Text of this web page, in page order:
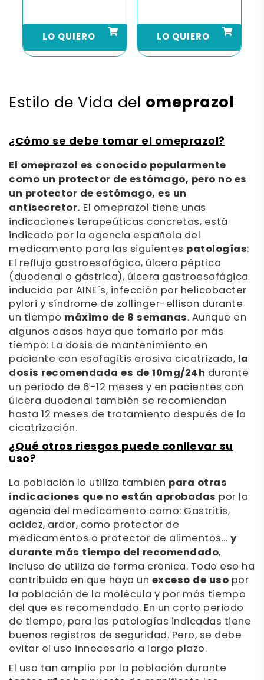
LO QUIERO LO QUIERO
Estilo de Vida del omeprazol
¿Cómo se debe tomar el omeprazol?
El omeprazol es conocido popularmente
como un protector de estómago, pero no es
un protector de estómago, es un
antisecretor. El omeprazol tiene unas
indicaciones terapeúticas concretas, está
indicado por la agencia española del
medicamento para las siguientes patologías:
El reflujo gastroesofágico, úlcera péptica
(duodenal o gástrica), úlcera gastroesofágica
inducida por AINE´s, infección por helicobacter
pylori y síndrome de zollinger-ellison durante
un tiempo máximo de 8 semanas. Aunque en
algunos casos haya que tomarlo por más
tiempo: La dosis de mantenimiento en
paciente con esofagitis erosiva cicatrizada, la
dosis recomendada es de 10mg/24h durante
un periodo de 6-12 meses y en pacientes con
úlcera duodenal también se recomiendan
hasta 12 meses de tratamiento después de la
cicatrización.
¿Qué otros riesgos puede conllevar su
uso?
La población lo utiliza también para otras
indicaciones que no están aprobadas por la
agencia del medicamento como: Gastritis,
acidez, ardor, como protector de
medicamentos o protector de alimentos...y
durante más tiempo del recomendado,
incluso de utiliza de forma crónica. Todo eso ha
contribuido en que haya un exceso de uso por
la población de la molécula y por más tiempo
del que es recomendado. En un corto periodo
de tiempo, para las patologías indicadas tiene
buenos registros de seguridad. Pero, se debe
evitar el uso innecesario a largo plazo.
El uso tan amplio por la población durante